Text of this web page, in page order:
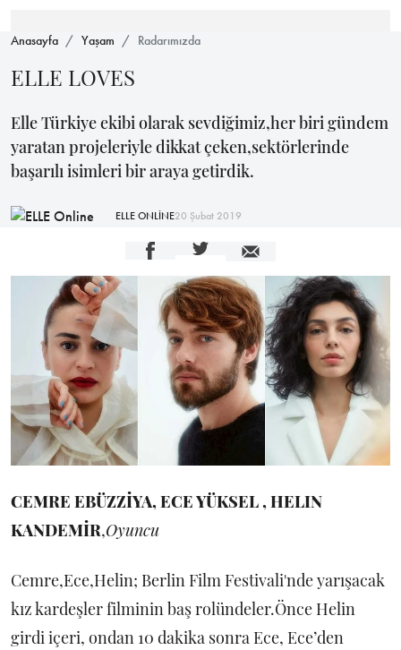
Anasayfa Yaşam Radarımızda
ELLE LOVES
Elle Türkiye ekibi olarak sevdiğimiz,her biri gündem
yaratan projeleriyle dikkat çeken,sektörlerinde
başarılı isimleri bir araya getirdik.
ELLE ONLİNE20 Şubat 2019
CEMRE EBÜZZİYA, ECE YÜKSEL , HELIN
KANDEMİR,Oyuncu
Cemre,Ece,Helin; Berlin Film Festivali'nde yarışacak
kız kardeşler filminin baş rolündeler.Önce Helin
girdi içeri, ondan 10 dakika sonra Ece, Ece’den